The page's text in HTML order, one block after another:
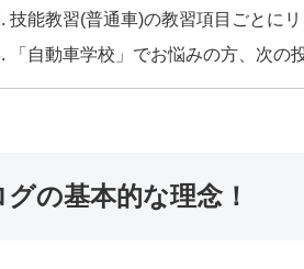
技能教習(普通車)の教習項目ごとに
「自動車学校」でお悩みの方、次の
の基本的な理念！